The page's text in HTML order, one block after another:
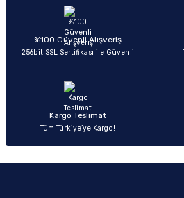
Ürün açıklamasında eksik bilgiler
Ürün bilgilerinde hatalar bulunuyor.
Ürün fiyatı diğer sitelerden daha pahalı.
%100 Güvenli Alışveriş
256bit SSL Sertifikası ile Güvenli
Kargo Teslimat
Tüm Türkiye’ye Kargo!